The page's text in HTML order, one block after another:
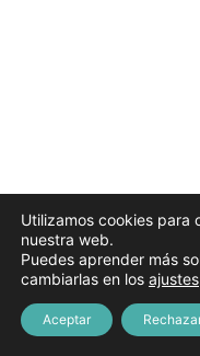
3 lecciones
Junio 2026
3 lecciones
Julio 2026
Utilizamos cookies para
nuestra web.
Puedes aprender más
cambiarlas en los ajustes
Aceptar